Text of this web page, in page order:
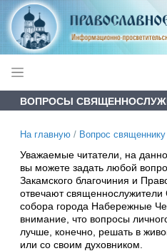
ВОПРОСЫ
На главную / Вопрос священнику
Уважаемые читатели, на
вы можете задать любой
Закамского благочиния и
отвечают священнослужители
собора города Набережные
внимание, что вопросы
лучше, конечно, решать в
или со своим духовником.